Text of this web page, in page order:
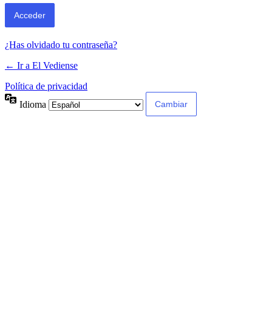
¿Has olvidado tu contraseña?
← Ir a El Vediense
Política de privacidad
Idioma